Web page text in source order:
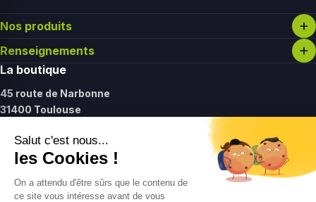
Nos produits
Renseignements
La boutique
45 route de Narbonne
31400 Toulouse
Samedi :
11h - 17h
Contact